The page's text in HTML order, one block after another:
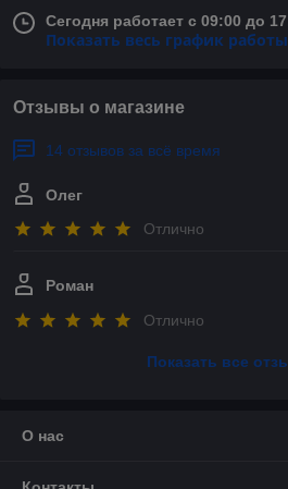
Сегодня работает с 09:00 до
Показать весь график работы
Отзывы о магазине
14 отзывов за всё время
Олег
Отлично
Роман
Отлично
Показать все
О нас